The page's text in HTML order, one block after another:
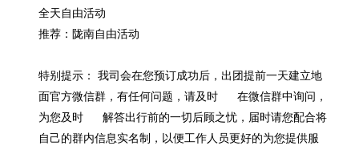
全天自由活动
推荐：陇南自由活动
特别提示： 我司会在您预订成功后，出团提前一天建立地
面官方微信群，有任何问题，请及时      在微信群中询问，
为您及时      解答出行前的一切后顾之忧，届时请您配合将
自己的群内信息实名制，以便工作人员更好的为您提供服